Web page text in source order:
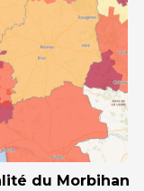
du Morbihan